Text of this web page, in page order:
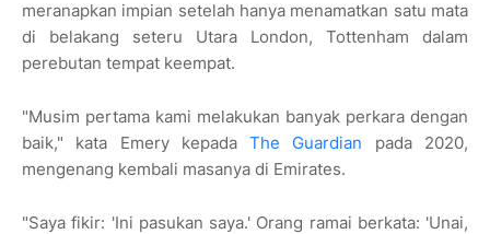
meranapkan impian setelah hanya menamatkan satu mata
di belakang seteru Utara London, Tottenham dalam
perebutan tempat keempat.
"Musim pertama kami melakukan banyak perkara dengan
baik," kata Emery kepadaThe Guardian pada 2020,
mengenang kembali masanya di Emirates.
"Saya fikir: 'Ini pasukan saya.' Orang ramai berkata: 'Unai,